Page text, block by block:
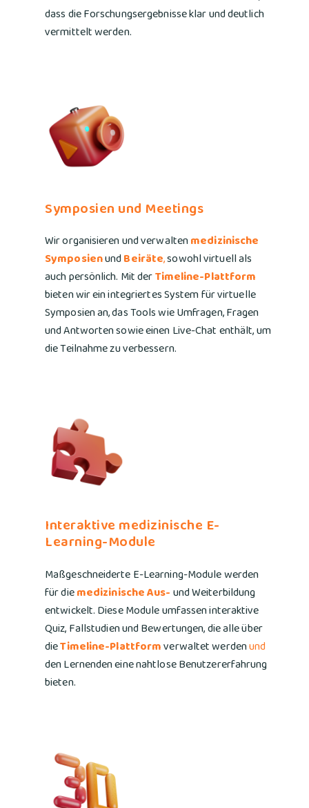
dass die Forschungsergebnisse klar und deutlich
vermittelt werden.
Symposien und Meetings
Wir organisieren und verwaltenmedizinische
Symposienund Beiräte,sowohl virtuell als
auch persönlich. Mit derTimeline-Plattform
bieten wir ein integriertes System für virtuelle
Symposien an, das Tools wie Umfragen, Fragen
und Antworten sowie einen Live-Chat enthält, um
die Teilnahme zu verbessern.
Interaktive medizinische E-
Learning-Module
Maßgeschneiderte E-Learning-Module werden
für diemedizinische Aus- und Weiterbildung
entwickelt. Diese Module umfassen interaktive
Quiz, Fallstudien und Bewertungen, die alle über
dieTimeline-Plattformverwaltet werdenund
den Lernenden eine nahtlose Benutzererfahrung
bieten.